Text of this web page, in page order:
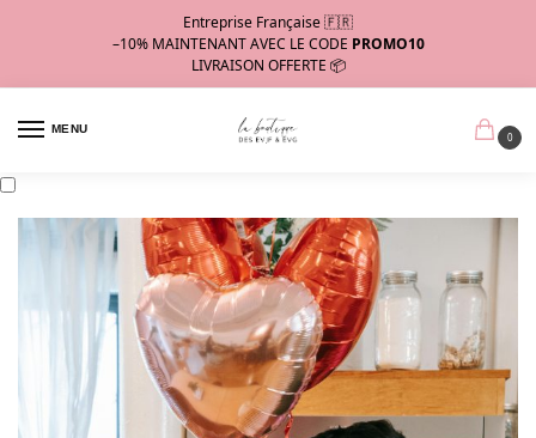
Entreprise Française 🇫🇷
–10% MAINTENANT AVEC LE CODE PROMO10
LIVRAISON OFFERTE 📦
MENU
0